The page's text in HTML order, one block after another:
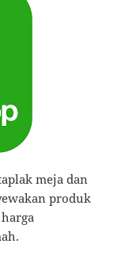
meja dan
produk